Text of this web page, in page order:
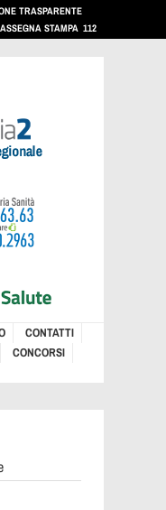
TRASPARENTE
STAMPA 112
CONTATTI
CONCORSI